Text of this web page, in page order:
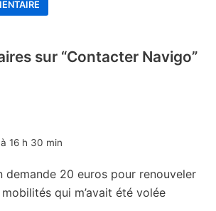
sur “Contacter Navigo”
16 h 30 min
demande 20 euros pour renouveler
qui m’avait été volée